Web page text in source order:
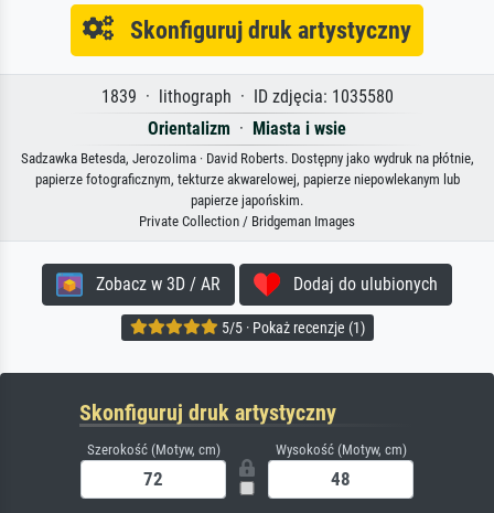
Skonfiguruj druk artystyczny
1839 · lithograph · ID zdjęcia: 1035580
Orientalizm · Miasta i wsie
Sadzawka Betesda, Jerozolima · David Roberts. Dostępny jako wydruk na płótnie,
papierze fotograficznym, tekturze akwarelowej, papierze niepowlekanym lub
papierze japońskim.
Private Collection / Bridgeman Images
Zobacz w 3D / AR Dodaj do ulubionych
5/5 · Pokaż recenzje (1)
Skonfiguruj druk artystyczny
Szerokość (Motyw, cm) Wysokość (Motyw, cm)